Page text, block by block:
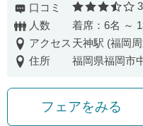
口コミ
人数
着席：6名 ～
アクセス 天神駅 (福岡
住所
福岡県福岡市
フェアをみる